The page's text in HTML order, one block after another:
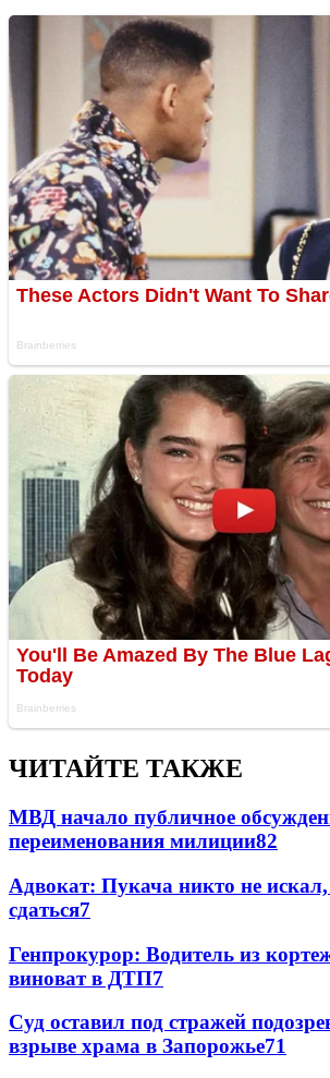
ЧИТАЙТЕ ТАКЖЕ
МВД начало публичное
переименования милиции82
Адвокат: Пукача никто не
сдаться7
Генпрокурор: Водитель из
виноват в ДТП7
Суд оставил под стражей
взрыве храма в Запорожье71